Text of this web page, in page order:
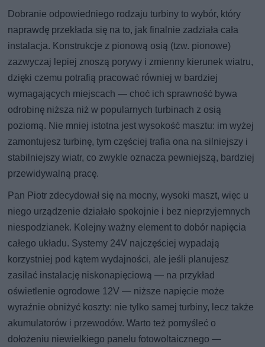
Dobranie odpowiedniego rodzaju turbiny to wybór, który
naprawdę przekłada się na to, jak finalnie zadziała cała
instalacja. Konstrukcje z pionową osią (tzw. pionowe)
zazwyczaj lepiej znoszą porywy i zmienny kierunek wiatru,
dzięki czemu potrafią pracować równiej w bardziej
wymagających miejscach — choć ich sprawność bywa
odrobinę niższa niż w popularnych turbinach z osią
poziomą. Nie mniej istotna jest wysokość masztu: im wyżej
zamontujesz turbinę, tym częściej trafia ona na silniejszy i
stabilniejszy wiatr, co zwykle oznacza pewniejszą, bardziej
przewidywalną pracę.
Pan Piotr zdecydował się na mocny, wysoki maszt, więc u
niego urządzenie działało spokojnie i bez nieprzyjemnych
niespodzianek. Kolejny ważny element to dobór napięcia
całego układu. Systemy 24V najczęściej wypadają
korzystniej pod kątem wydajności, ale jeśli planujesz
zasilać instalację niskonapięciową — na przykład
oświetlenie ogrodowe 12V — niższe napięcie może
wyraźnie obniżyć koszty: nie tylko samej turbiny, lecz także
akumulatorów i przewodów. Warto też pomyśleć o
dołożeniu niewielkiego panelu fotowoltaicznego —